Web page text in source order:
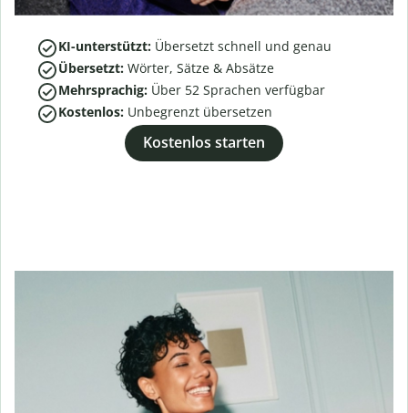
KI-unterstützt: Übersetzt schnell und genau
Übersetzt: Wörter, Sätze & Absätze
Mehrsprachig: Über 52 Sprachen verfügbar
Kostenlos: Unbegrenzt übersetzen
Kostenlos starten